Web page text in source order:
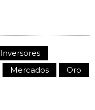
Inversores
Mercados Oro